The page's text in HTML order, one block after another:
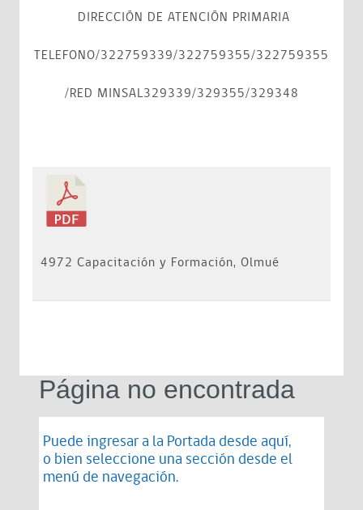
DIRECCIÓN DE ATENCIÓN PRIMARIA
TELEFONO/322759339/322759355/322759355
/RED MINSAL329339/329355/329348
4972 Capacitación y Formación, Olmué
Página no encontrada
Puede ingresar a la Portada desde aquí,
o bien seleccione una sección desde el
menú de navegación.